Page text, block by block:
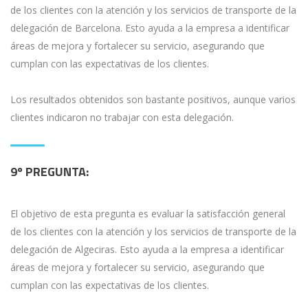
de los clientes con la atención y los servicios de transporte de la
delegación de Barcelona. Esto ayuda a la empresa a identificar
áreas de mejora y fortalecer su servicio, asegurando que
cumplan con las expectativas de los clientes.
Los resultados obtenidos son bastante positivos, aunque varios
clientes indicaron no trabajar con esta delegación.
9º PREGUNTA:
El objetivo de esta pregunta es evaluar la satisfacción general
de los clientes con la atención y los servicios de transporte de la
delegación de Algeciras. Esto ayuda a la empresa a identificar
áreas de mejora y fortalecer su servicio, asegurando que
cumplan con las expectativas de los clientes.